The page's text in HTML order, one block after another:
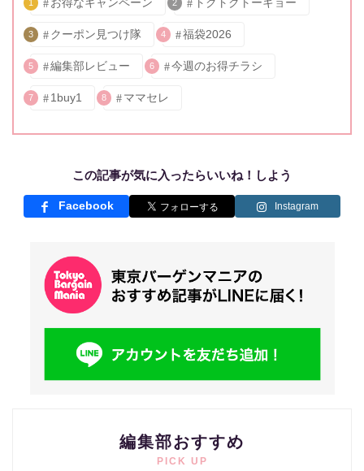
1 お得なキャンペーン 2 トクトクトーキョー
3 クーポン見つけ隊 4 福袋2026
5 編集部レビュー 6 今週のお得チラシ
7 1buy1 8 ママセレ
この記事が気に入ったらいいね！しよう
Facebook Instagram
編集部おすすめ
PICK UP